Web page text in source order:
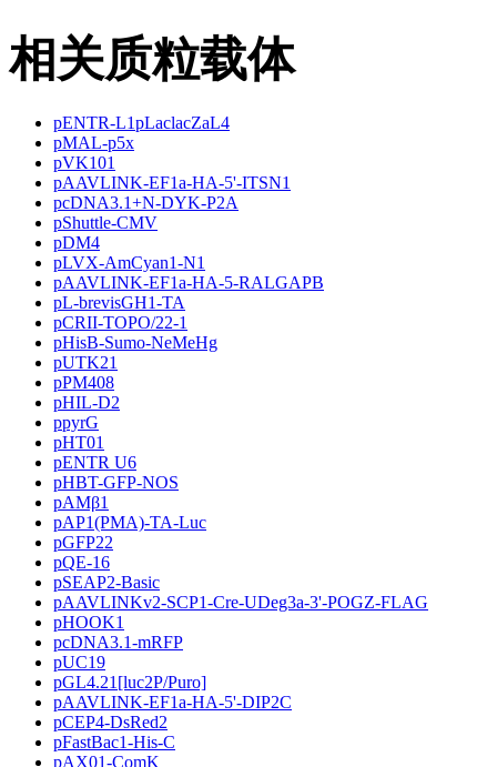
相关质粒载体
pENTR-L1pLaclacZaL4
pMAL-p5x
pVK101
pAAVLINK-EF1a-HA-5'-ITSN1
pcDNA3.1+N-DYK-P2A
pShuttle-CMV
pDM4
pLVX-AmCyan1-N1
pAAVLINK-EF1a-HA-5-RALGAPB
pL-brevisGH1-TA
pCRII-TOPO/22-1
pHisB-Sumo-NeMeHg
pUTK21
pPM408
pHIL-D2
ppyrG
pHT01
pENTR U6
pHBT-GFP-NOS
pAMβ1
pAP1(PMA)-TA-Luc
pGFP22
pQE-16
pSEAP2-Basic
pAAVLINKv2-SCP1-Cre-UDeg3a-3'-POGZ-FLAG
pHOOK1
pcDNA3.1-mRFP
pUC19
pGL4.21[luc2P/Puro]
pAAVLINK-EF1a-HA-5'-DIP2C
pCEP4-DsRed2
pFastBac1-His-C
pAX01-ComK